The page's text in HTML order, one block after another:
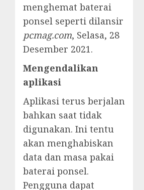
menghemat baterai
ponsel seperti dilansir
pcmag.com, Selasa, 28
Desember 2021.
Mengendalikan
aplikasi
Aplikasi terus berjalan
bahkan saat tidak
digunakan. Ini tentu
akan menghabiskan
data dan masa pakai
baterai ponsel.
Pengguna dapat